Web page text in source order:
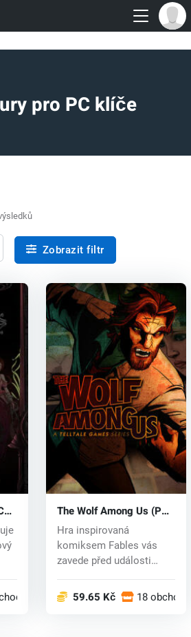
pro PC klíče
Zobrazit filtr
The Wolf Among Us (PC)
CD key
Hra inspirovaná
komiksem Fables vás
zavede před události
59.65 Kč 18